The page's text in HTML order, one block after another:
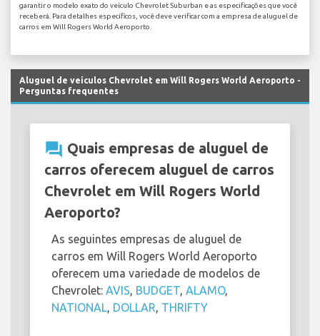
garantir o modelo exato do veículo Chevrolet Suburban e as especificações que você
receberá. Para detalhes específicos, você deve verificar com a empresa de aluguel de
carros em Will Rogers World Aeroporto.
Aluguel de veículos Chevrolet em Will Rogers World Aeroporto -
Perguntas frequentes
question_answer Quais empresas de aluguel de
carros oferecem aluguel de carros
Chevrolet em Will Rogers World
Aeroporto?
As seguintes empresas de aluguel de
carros em Will Rogers World Aeroporto
oferecem uma variedade de modelos de
Chevrolet: AVIS, BUDGET, ALAMO,
NATIONAL, DOLLAR, THRIFTY